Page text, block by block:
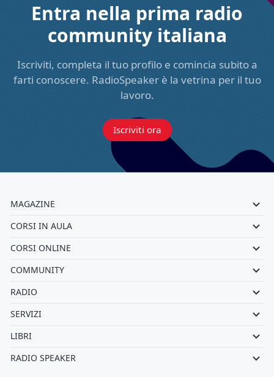
Entra nella prima radio
community italiana
Iscriviti, completa il tuo profilo e comincia subito a
farti conoscere. RadioSpeaker è la vetrina per il tuo
lavoro.
Iscriviti ora
MAGAZINE
CORSI IN AULA
CORSI ONLINE
COMMUNITY
RADIO
SERVIZI
LIBRI
RADIO SPEAKER